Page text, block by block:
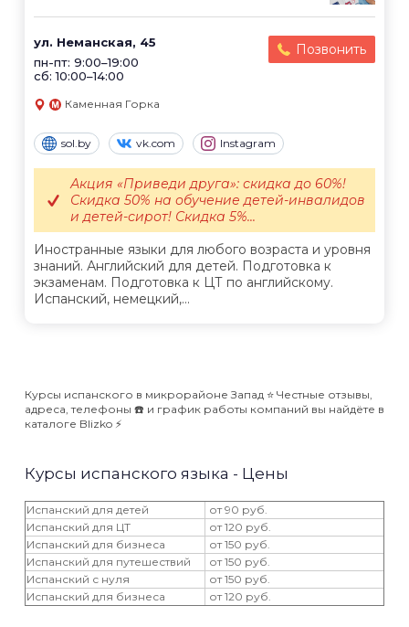
ул. Неманская, 45
пн-пт: 9:00–19:00
сб: 10:00–14:00
Позвонить
Каменная Горка
sol.by vk.com Instagram
Иностранные языки для любого возраста и уровня
знаний. Английский для детей. Подготовка к
экзаменам. Подготовка к ЦТ по английскому.
Испанский, немецкий,...
Акция «Приведи друга»: скидка до 60%!
Скидка 50% на обучение детей-инвалидов
и детей-сирот! Скидка 5%...
Курсы испанского в микрорайоне Запад ⭐️ Честные отзывы,
адреса, телефоны ☎️ и график работы компаний вы найдёте в
каталоге Blizko ⚡️
Курсы испанского языка - Цены
Испанский для детей
от 90 руб.
Испанский для ЦТ
от 120 руб.
Испанский для бизнеса
от 150 руб.
Испанский для путешествий
от 150 руб.
Испанский с нуля
от 150 руб.
Испанский для бизнеса
от 120 руб.